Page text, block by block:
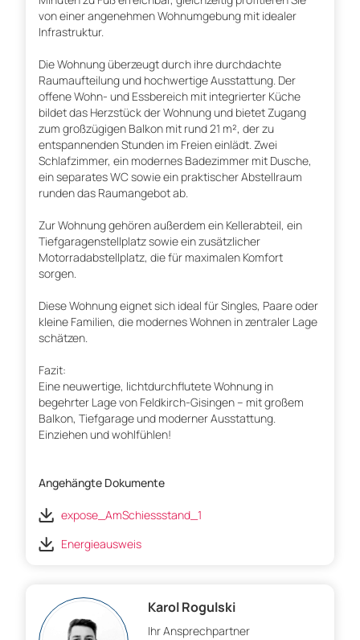
von einer angenehmen Wohnumgebung mit idealer
Infrastruktur.
Die Wohnung überzeugt durch ihre durchdachte
Raumaufteilung und hochwertige Ausstattung. Der
offene Wohn- und Essbereich mit integrierter Küche
bildet das Herzstück der Wohnung und bietet Zugang
zum großzügigen Balkon mit rund 21 m², der zu
entspannenden Stunden im Freien einlädt. Zwei
Schlafzimmer, ein modernes Badezimmer mit Dusche,
ein separates WC sowie ein praktischer Abstellraum
runden das Raumangebot ab.
Zur Wohnung gehören außerdem ein Kellerabteil, ein
Tiefgaragenstellplatz sowie ein zusätzlicher
Motorradabstellplatz, die für maximalen Komfort
sorgen.
Diese Wohnung eignet sich ideal für Singles, Paare oder
kleine Familien, die modernes Wohnen in zentraler Lage
schätzen.
Fazit:
Eine neuwertige, lichtdurchflutete Wohnung in
begehrter Lage von Feldkirch-Gisingen – mit großem
Balkon, Tiefgarage und moderner Ausstattung.
Einziehen und wohlfühlen!
Angehängte Dokumente
expose_AmSchiessstand_1
Energieausweis
Karol Rogulski
Ihr Ansprechpartner